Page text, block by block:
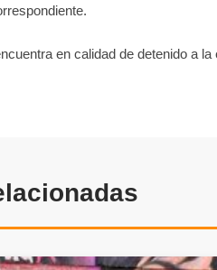
en calidad de detenido a la